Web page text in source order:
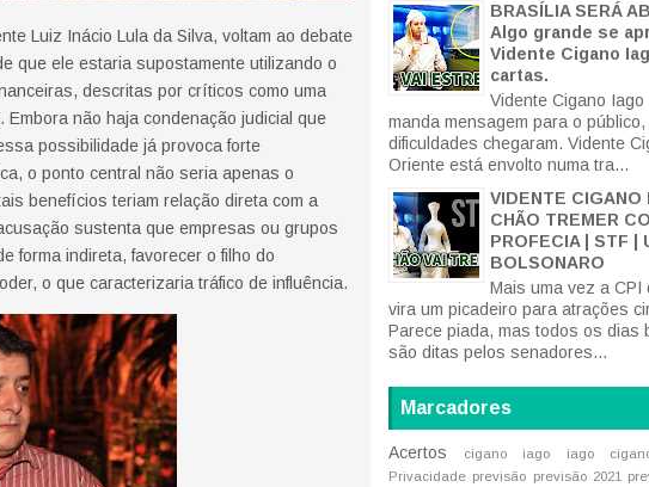
Luiz Inácio Lula da Silva, voltam ao debate
que ele estaria supostamente utilizando o
descritas por críticos como uma
não haja condenação judicial que
possibilidade já provoca forte
o ponto central não seria apenas o
benefícios teriam relação direta com a
sustenta que empresas ou grupos
forma indireta, favorecer o filho do
o que caracterizaria tráfico de influência.
BRASÍLIA SERÁ
Algo grande se
Vidente Cigano
cartas.
Vidente Cigano
manda mensagem para o público,
dificuldades chegaram. Vidente
Oriente está envolto numa tra...
VIDENTE CIGANO
CHÃO TREMER
PROFECIA | STF |
BOLSONARO
Mais uma vez a CPI
vira um picadeiro para atrações
Parece piada, mas todos os dias
são ditas pelos senadores...
Marcadores
Acertos cigano iago iago
Privacidade previsão previsão 2021